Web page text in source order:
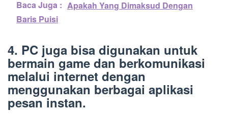
Baca Juga : Apakah Yang Dimaksud Dengan
Baris Puisi
4. PC juga bisa digunakan untuk
bermain game dan berkomunikasi
melalui internet dengan
menggunakan berbagai aplikasi
pesan instan.